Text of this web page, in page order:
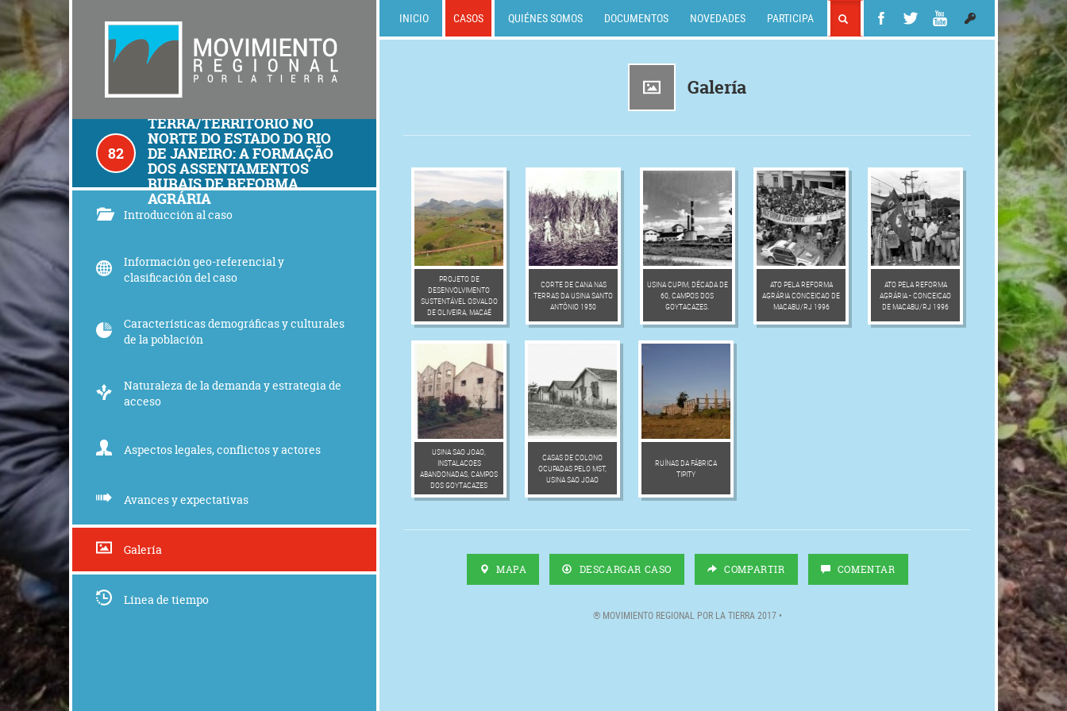
82
TERRA/TERRITORIO NO
NORTE DO ESTADO DO RIO
DE JANEIRO: A FORMAÇÃO
DOS ASSENTAMENTOS
RURAIS DE REFORMA
AGRÁRIA
Introducción al caso
Información geo-referencial y
clasificación del caso
Características demográficas y culturales
de la población
Naturaleza de la demanda y estrategia de
acceso
Aspectos legales, conflictos y actores
Avances y expectativas
Galería
Línea de tiempo
INICIO CASOS QUIÉNES SOMOS DOCUMENTOS NOVEDADES PARTICIPA
Galería
PROJETO DE
DESENVOLVIMENTO
SUSTENTÁVEL OSVALDO
DE OLIVEIRA, MACAÉ
CORTE DE CANA NAS
TERRAS DA USINA SANTO
ANTÔNIO 1950
USINA CUPIM, DÉCADA DE
60, CAMPOS DOS
GOYTACAZES.
ATO PELA REFORMA
AGRÁRIA CONCEICAO DE
MACABU/RJ 1996
ATO PELA REFORMA
AGRÁRIA - CONCEICAO
DE MACABU/RJ 1996
USINA SAO JOAO,
INSTALACOES
ABANDONADAS, CAMPOS
DOS GOYTACAZES
CASAS DE COLONO
OCUPADAS PELO MST,
USINA SAO JOAO
RUÍNAS DA FÁBRICA
TIPITY
MAPA DESCARGAR CASO COMPARTIR COMENTAR
® MOVIMIENTO REGIONAL POR LA TIERRA 2017 •